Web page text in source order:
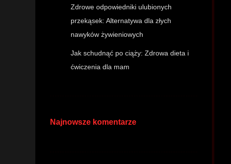
Zdrowe odpowiedniki ulubionych
przekąsek: Alternatywa dla złych
nawyków żywieniowych
Jak schudnąć po ciąży: Zdrowa dieta i
ćwiczenia dla mam
Najnowsze komentarze